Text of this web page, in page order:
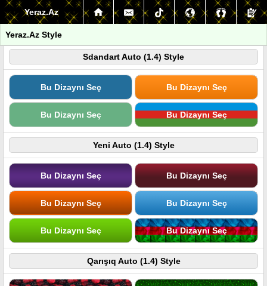
Yeraz.Az
Yeraz.Az Style
Sdandart Auto (1.4) Style
Bu Dizaynı Seç Bu Dizaynı Seç
Bu Dizaynı Seç Bu Dizaynı Seç
Yeni Auto (1.4) Style
Bu Dizaynı Seç Bu Dizaynı Seç
Bu Dizaynı Seç Bu Dizaynı Seç
Bu Dizaynı Seç Bu Dizaynı Seç
Qarışıq Auto (1.4) Style